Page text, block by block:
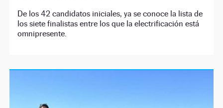
De los 42 candidatos iniciales, ya se conoce la lista de
los siete finalistas entre los que la electrificación está
omnipresente.